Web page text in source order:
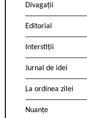
Divagații
Editorial
Interstiții
Jurnal de idei
La ordinea zilei
Nuanțe